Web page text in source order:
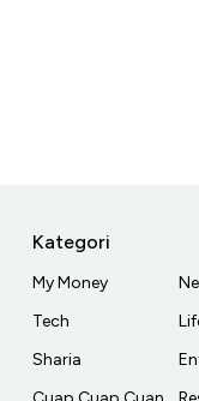
Kategori
My Money
Tech
Sharia